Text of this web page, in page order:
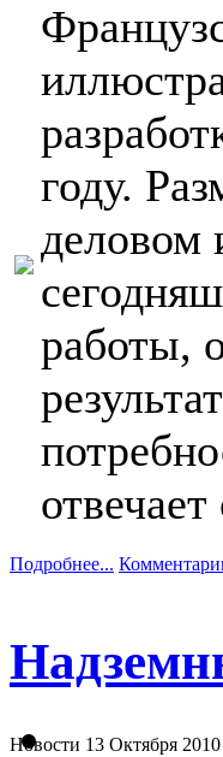
году.
деловом
работы,
Подробнее...
Новости 13 Октября 2010